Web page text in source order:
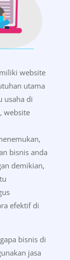
website
utama
usaha di
website
bisnis anda
demikian,
efektif di
bisnis di
jasa